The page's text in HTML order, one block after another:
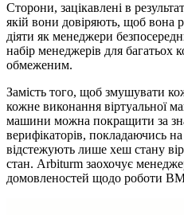
Сторони, зацікавлені в
якій вони довіряють, щоб вона
діяти як менеджери
набір менеджерів для багатьох
обмеженим.
Замість того, щоб змушувати
кожне виконання віртуальної
машини можна покращити за
верифікаторів, покладаючись
відстежують лише хеш стану
стан. Arbiturm заохочує
домовленостей щодо роботи